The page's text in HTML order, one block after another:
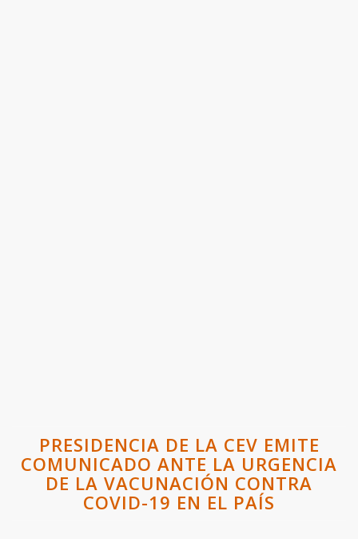
PRESIDENCIA DE LA CEV EMITE
COMUNICADO ANTE LA URGENCIA
DE LA VACUNACIÓN CONTRA
COVID-19 EN EL PAÍS